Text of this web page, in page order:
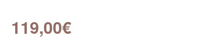
119,00€